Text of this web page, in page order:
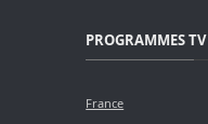
PROGRAMMES TV
France